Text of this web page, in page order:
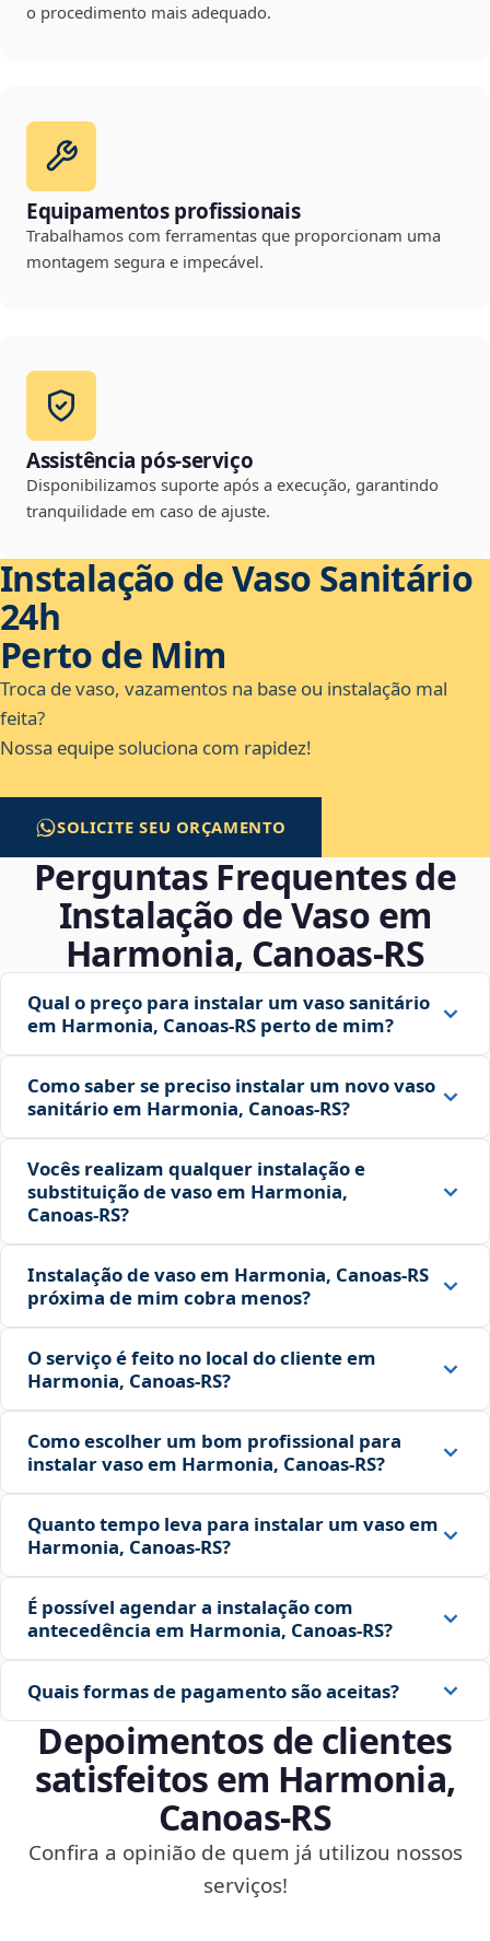
o procedimento mais adequado.
Equipamentos profissionais
Trabalhamos com ferramentas que proporcionam uma
montagem segura e impecável.
Assistência pós-serviço
Disponibilizamos suporte após a execução, garantindo
tranquilidade em caso de ajuste.
Instalação de Vaso Sanitário
24h
Perto de Mim
Troca de vaso, vazamentos na base ou instalação mal
feita?
Nossa equipe soluciona com rapidez!
SOLICITE SEU ORÇAMENTO
Perguntas Frequentes de
Instalação de Vaso em
Harmonia, Canoas‑RS
Qual o preço para instalar um vaso sanitário
em Harmonia, Canoas‑RS perto de mim?
Como saber se preciso instalar um novo vaso
sanitário em Harmonia, Canoas‑RS?
Vocês realizam qualquer instalação e
substituição de vaso em Harmonia,
Canoas‑RS?
Instalação de vaso em Harmonia, Canoas‑RS
próxima de mim cobra menos?
O serviço é feito no local do cliente em
Harmonia, Canoas‑RS?
Como escolher um bom profissional para
instalar vaso em Harmonia, Canoas‑RS?
Quanto tempo leva para instalar um vaso em
Harmonia, Canoas‑RS?
É possível agendar a instalação com
antecedência em Harmonia, Canoas‑RS?
Quais formas de pagamento são aceitas?
Depoimentos de clientes
satisfeitos em Harmonia,
Canoas‑RS
Confira a opinião de quem já utilizou nossos
serviços!